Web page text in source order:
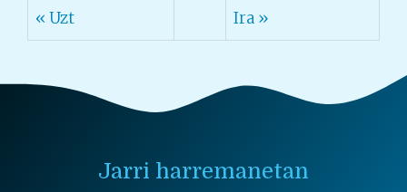
« Uzt Ira »
Jarri harremanetan